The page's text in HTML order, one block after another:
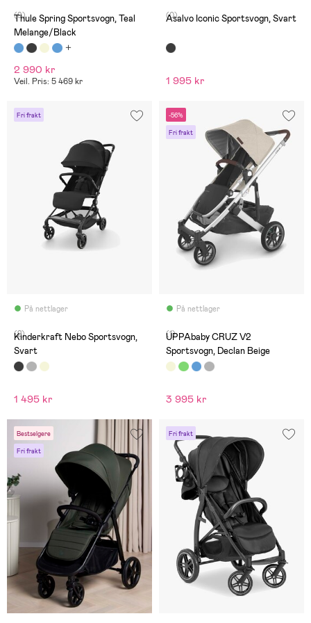
(9)
Thule Spring Sportsvogn, Teal
Melange/Black
2 990 kr
Veil. Pris: 5 469 kr
(0)
Asalvo Iconic Sportsvogn, Svart
1 995 kr
Fri frakt
På nettlager
(2)
Kinderkraft Nebo Sportsvogn,
Svart
1 495 kr
-56%
Fri frakt
På nettlager
(1)
UPPAbaby CRUZ V2
Sportsvogn, Declan Beige
3 995 kr
Bestselgere
Fri frakt
Fri frakt